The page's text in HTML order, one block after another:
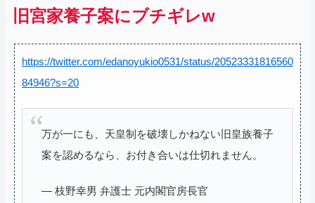
旧宮家養子案にブチギレw
https://twitter.com/edanoyukio0531/status/20523331816560
84946?s=20
万が一にも、天皇制を破壊しかねない旧皇族養子
案を認めるなら、お付き合いは仕切れません。
— 枝野幸男 弁護士 元内閣官房長官